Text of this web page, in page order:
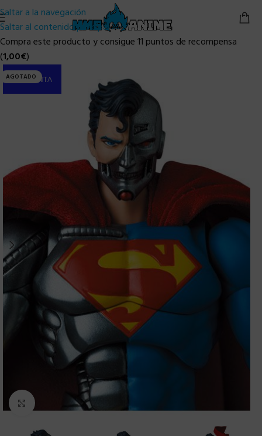
Saltar a la navegación
Saltar al contenido principal
Compra este producto y consigue 11 puntos de recompensa
(1,00€)
AGOTADO
PRE-VENTA
Clic para ampliar